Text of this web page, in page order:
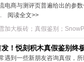
电商与测评页普遍给出的参
阅读全文>>
加大板砖；真假鉴别；
！悦刻积木真假鉴别终
遇到一些新朋友咨询真假，